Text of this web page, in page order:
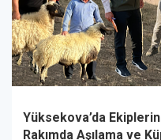
Yüksekova’da
Rakımda Aşılama ve